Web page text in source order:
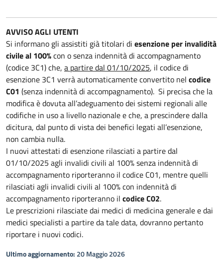
AVVISO AGLI UTENTI
Si informano gli assistiti già titolari di esenzione per invalidità
civile al 100%con o senza indennità di accompagnamento
(codice 3C1) che, a partire dal 01/10/2025, il codice di
esenzione 3C1 verrà automaticamente convertito nel codice
C01 (senza indennità di accompagnamento). Si precisa che la
modifica è dovuta all’adeguamento dei sistemi regionali alle
codifiche in uso a livello nazionale e che, a prescindere dalla
dicitura, dal punto di vista dei benefici legati all’esenzione,
non cambia nulla.
I nuovi attestati di esenzione rilasciati a partire dal
01/10/2025 agli invalidi civili al 100% senza indennità di
accompagnamento riporteranno il codice C01, mentre quelli
rilasciati agli invalidi civili al 100% con indennità di
accompagnamento riporteranno il codice C02.
Le prescrizioni rilasciate dai medici di medicina generale e dai
medici specialisti a partire da tale data, dovranno pertanto
riportare i nuovi codici.
Ultimo aggiornamento: 20 Maggio 2026